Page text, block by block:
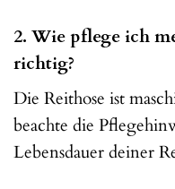
2. Wie pflege ich
richtig?
Die Reithose ist
beachte die
Lebensdauer deiner